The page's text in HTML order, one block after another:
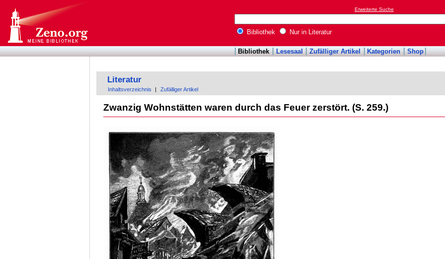
Erweiterte Suche
Bibliothek Nur in Literatur
Bibliothek Lesesaal Zufälliger Artikel Kategorien Shop
Literatur
Inhaltsverzeichnis Zufälliger Artikel
Zwanzig Wohnstätten waren durch das Feuer zerstört. (S. 259.)